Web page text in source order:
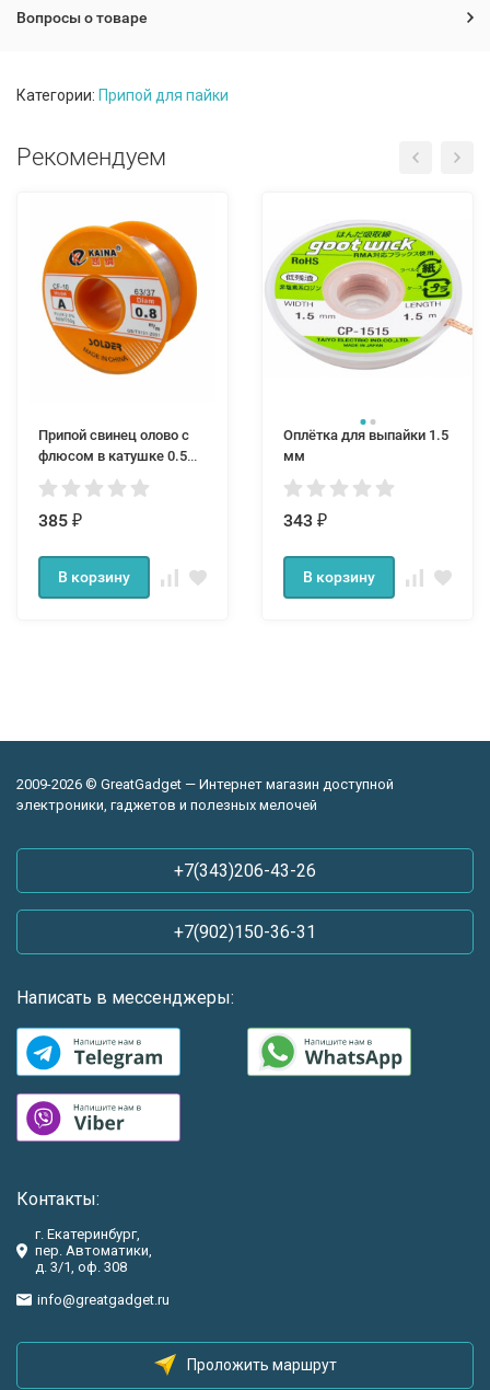
Вопросы о товаре
Категории: Припой для пайки
Рекомендуем
Припой свинец олово с
флюсом в катушке 0.5
мм
385 ₽
В корзину
Оплётка для выпайки 1.5
мм
343 ₽
В корзину
2009-2026 © GreatGadget — Интернет магазин доступной
электроники, гаджетов и полезных мелочей
+7(343)206-43-26
+7(902)150-36-31
Написать в мессенджеры:
Контакты:
г. Екатеринбург,
пер. Автоматики,
д. 3/1, оф. 308
info@greatgadget.ru
Проложить маршрут